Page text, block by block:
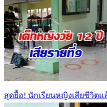
สุดยื้อ! นักเรียนหญิงเสียชีวิตแ